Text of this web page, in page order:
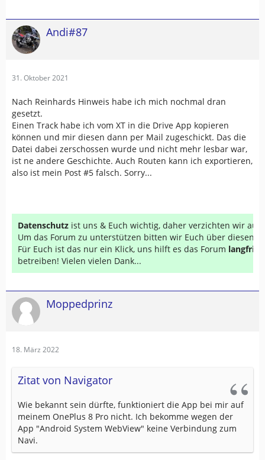
Andi#87
31. Oktober 2021
Nach Reinhards Hinweis habe ich mich nochmal dran
gesetzt.
Einen Track habe ich vom XT in die Drive App kopieren
können und mir diesen dann per Mail zugeschickt. Das die
Datei dabei zerschossen wurde und nicht mehr lesbar war,
ist ne andere Geschichte. Auch Routen kann ich exportieren,
also ist mein Post #5 falsch. Sorry...
Datenschutz ist uns & Euch wichtig, daher verzichten wir auf
Um das Forum zu unterstützen bitten wir Euch über diesen
Für Euch ist das nur ein Klick, uns hilft es das Forum
betreiben! Vielen vielen Dank...
Moppedprinz
18. März 2022
Zitat von Navigator
Wie bekannt sein dürfte, funktioniert die App bei mir auf
meinem OnePlus 8 Pro nicht. Ich bekomme wegen der
App "Android System WebView" keine Verbindung zum
Navi.